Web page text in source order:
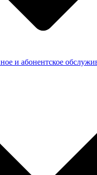
и абонентское